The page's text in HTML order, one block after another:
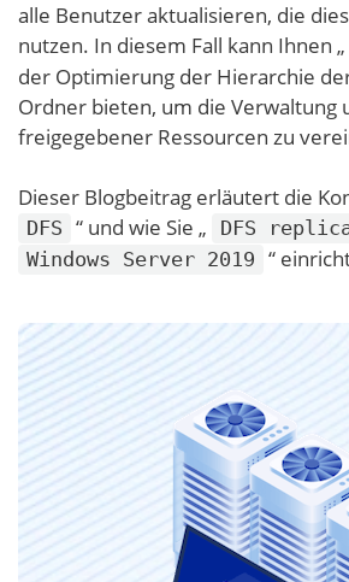
alle Benutzer aktualisieren, die
nutzen. In diesem Fall kann Ihnen „
der Optimierung der Hierarchie
Ordner bieten, um die Verwaltung
freigegebener Ressourcen zu
Dieser Blogbeitrag erläutert die
DFS “ und wie Sie „ DFS
Windows Server 2019 “